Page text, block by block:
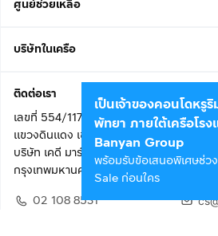
ศูนย์ช่วยเหลือ
บริษัทในเครือ
ติดต่อเรา
เลขที่ 554/117 อาคารสกายไนน์ เซ็นเตอร์
แขวงดินแดง เขตดินแดง
บริษัท เคดี มาร์เก็ตเพลส จำกัด (สำนักงานใ
กรุงเทพมหานคร 10400
02 108 8531
เป็นเจ้าของคอนโดหรูริ
พัทยา ภายใต้เครือโรง
Banyan Group
พร้อมรับข้อเสนอพิเศษช่ว
Sale ก่อนใคร